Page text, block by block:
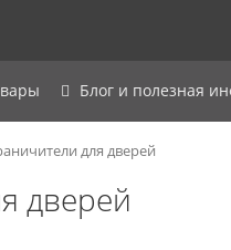
Блог и полезная
для дверей
дверей